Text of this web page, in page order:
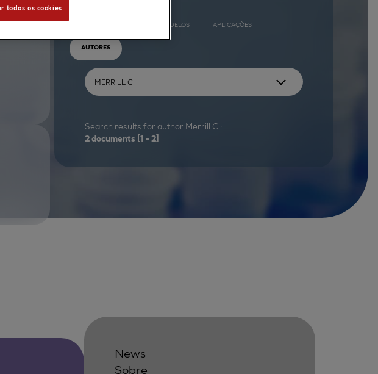
MODELOS APLICAÇÕES
AUTORES
Search results for author Merrill C :
2 documents [1 - 2]
News
Sobre
todos os cookies